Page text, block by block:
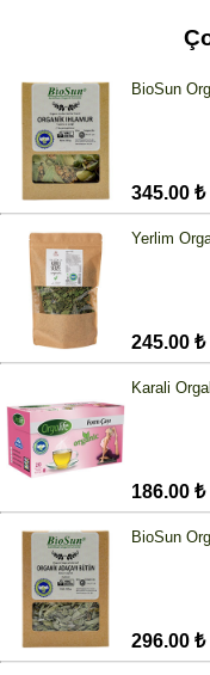
BioSun
345.00 ₺
Yerlim
245.00 ₺
Karali
186.00 ₺
BioSun
296.00 ₺